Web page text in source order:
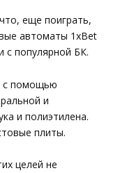
еще поиграть,
автоматы 1xBet
с популярной БК.
с помощью
и
и полиэтилена.
плиты.
целей не